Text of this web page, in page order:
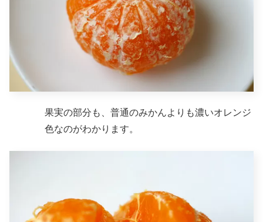
果実の部分も、普通のみかんよりも濃いオレンジ
色なのがわかります。